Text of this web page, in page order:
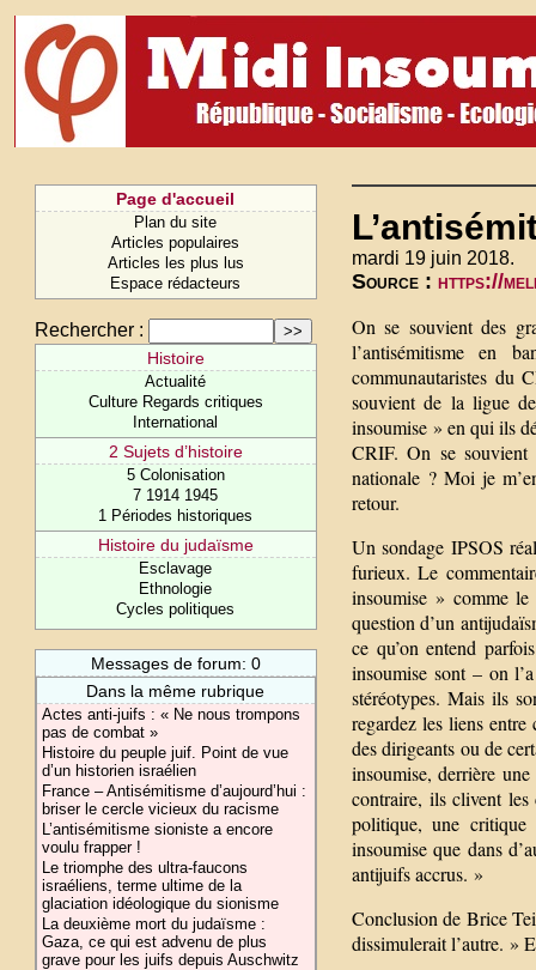
Page d'accueil
Plan du site
Articles populaires
Articles les plus lus
Espace rédacteurs
Rechercher :
Histoire
Actualité
Culture Regards critiques
International
2 Sujets d’histoire
5 Colonisation
7 1914 1945
1 Périodes historiques
Histoire du judaïsme
Esclavage
Ethnologie
Cycles politiques
Messages de forum: 0
Dans la même rubrique
Actes anti-juifs : « Ne nous trompons
pas de combat »
Histoire du peuple juif. Point de vue
d’un historien israélien
France – Antisémitisme d’aujourd’hui :
briser le cercle vicieux du racisme
L’antisémitisme sioniste a encore
voulu frapper !
Le triomphe des ultra-faucons
israéliens, terme ultime de la
glaciation idéologique du sionisme
La deuxième mort du judaïsme :
Gaza, ce qui est advenu de plus
grave pour les juifs depuis Auschwitz
mardi 19 juin 2018.
Source : https://
On se souvient des
l’antisémitisme en
communautaristes du
souvient de la ligue
insoumise » en qui ils
CRIF. On se souvient
nationale ? Moi je
retour.
Un sondage IPSOS
furieux. Le
insoumise » comme le
question d’un
ce qu’on entend
insoumise sont – on
stéréotypes. Mais ils
regardez les liens
des dirigeants ou de
insoumise, derrière
contraire, ils clivent les
politique, une critique
insoumise que dans
antijuifs accrus. »
Conclusion de Brice
dissimulerait l’autre. »